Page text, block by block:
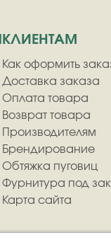
КЛИЕНТАМ
Как оформить
Доставка заказа
Оплата товара
Возврат товара
Производителям
Брендирование
Обтяжка пуговиц
Фурнитура под
Карта сайта